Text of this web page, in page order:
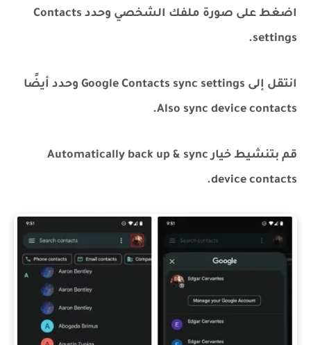
اضغط على صورة ملفك الشخصي وحدد Contacts
settings.
انتقل إلى Google Contacts sync settings وحدد أيضًا
Also sync device contacts.
قم بتنشيط خيار Automatically back up & sync
device contacts.